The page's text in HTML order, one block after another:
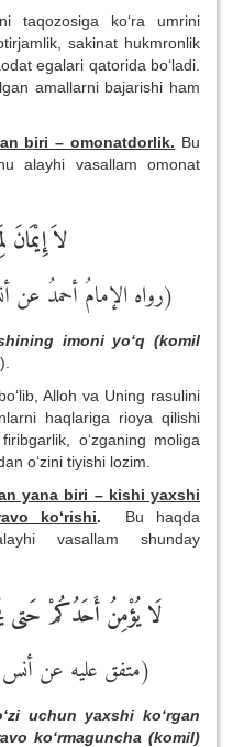
taqozosiga ko‘ra umrini
sakinat hukmronlik
egalari qatorida bo‘ladi.
amallarni bajarishi ham
biri – omonatdorlik. Bu
alayhi vasallam omonat
لاَ إِيْمَانَ
(رواه الإمامُ أحمدُ
imoni yo‘q (komil
Alloh va Uning rasulini
haqlariga rioya qilishi
o‘zganing moliga
o‘zini tiyishi lozim.
yana biri – kishi yaxshi
ko‘rishi.
Bu haqda
vasallam shunday
لَا يُؤْمِنُ أَحَدُكُمْ حَتى
(متفق عليه عن
uchun yaxshi ko‘rgan
ko‘rmaguncha (komil)